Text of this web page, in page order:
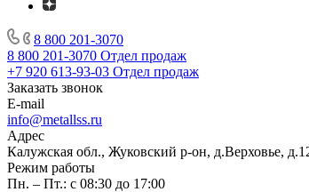
8 800 201-3070
8 800 201-3070 Отдел продаж
+7 920 613-93-03 Отдел продаж
Заказать звонок
E-mail
info@metallss.ru
Адрес
Калужская обл., Жуковский р-он, д.Верховье,
Режим работы
Пн. – Пт.: с 08:30 до 17:00